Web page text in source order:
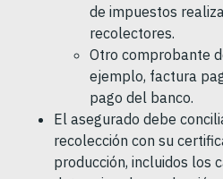
de impuestos
recolectores.
Otro comprobante
ejemplo, factura
pago del banco.
El asegurado debe
recolección con su
producción, incluidos los